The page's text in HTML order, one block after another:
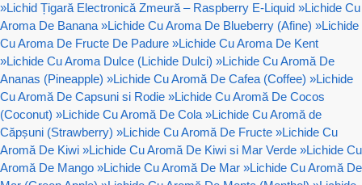
»Lichid Țigară Electronică Zmeură – Raspberry E-Liquid »Lichide Cu
Aroma De Banana »Lichide Cu Aroma De Blueberry (Afine) »Lichide
Cu Aroma De Fructe De Padure »Lichide Cu Aroma De Kent
»Lichide Cu Aroma Dulce (Lichide Dulci) »Lichide Cu Aromă De
Ananas (Pineapple) »Lichide Cu Aromă De Cafea (Coffee) »Lichide
Cu Aromă De Capsuni si Rodie »Lichide Cu Aromă De Cocos
(Coconut) »Lichide Cu Aromă De Cola »Lichide Cu Aromă de
Căpșuni (Strawberry) »Lichide Cu Aromă De Fructe »Lichide Cu
Aromă De Kiwi »Lichide Cu Aromă De Kiwi si Mar Verde »Lichide Cu
Aromă De Mango »Lichide Cu Aromă De Mar »Lichide Cu Aromă De